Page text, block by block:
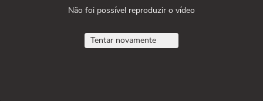
Não foi possível reproduzir o vídeo
Tentar novamente